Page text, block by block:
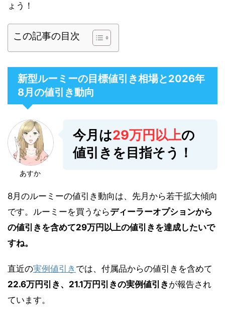
ょう！
この記事の目次
新型ルーミーの目標値引き相場と2026年
8月の値引き動向
あすか
今月は29万円以上の
値引きを目指そう！
8月のルーミーの値引き動向は、先月から若干拡大傾向
です。ルーミーを買うならディーラーオプションから
の値引きを含めて29万円以上の値引きを達成したいで
すね。
直近の実例値引き では、付属品からの値引きを含めて
22.6万円引き、21.1万円引きの実例値引き が報告され
ています。